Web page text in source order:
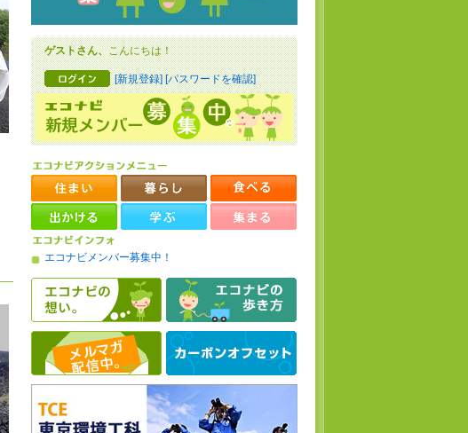
ゲストさん、こんにちは！
[新規登録] [パスワードを確認]
エコナビメンバー募集中！